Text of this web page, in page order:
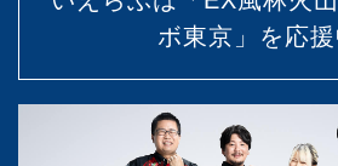
ボ東京」を応援